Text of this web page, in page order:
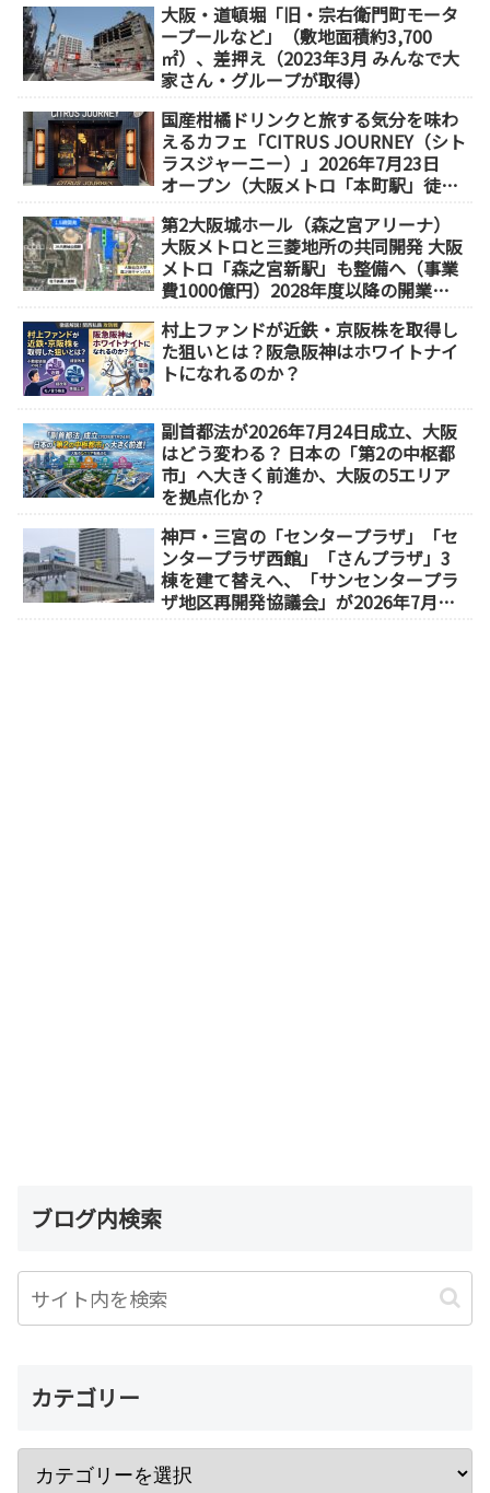
大阪・道頓堀「旧・宗右衛門町モータ
ープールなど」（敷地面積約3,700
㎡）、差押え（2023年3月 みんなで大
家さん・グループが取得）
国産柑橘ドリンクと旅する気分を味わ
えるカフェ「CITRUS JOURNEY（シト
ラスジャーニー）」2026年7月23日
オープン（大阪メトロ「本町駅」徒歩
第2大阪城ホール（森之宮アリーナ）
大阪メトロと三菱地所の共同開発 大阪
メトロ「森之宮新駅」も整備へ（事業
費1000億円）2028年度以降の開業
村上ファンドが近鉄・京阪株を取得し
た狙いとは？阪急阪神はホワイトナイ
トになれるのか？
副首都法が2026年7月24日成立、大阪
はどう変わる？ 日本の「第2の中枢都
市」へ大きく前進か、大阪の5エリア
を拠点化か？
神戸・三宮の「センタープラザ」「セ
ンタープラザ西館」「さんプラザ」3
棟を建て替えへ、「サンセンタープラ
ザ地区再開発協議会」が2026年7月発
ブログ内検索
カテゴリー